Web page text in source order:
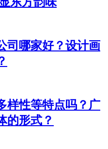
司哪家好？设计画
样性等特点吗？广
的形式？